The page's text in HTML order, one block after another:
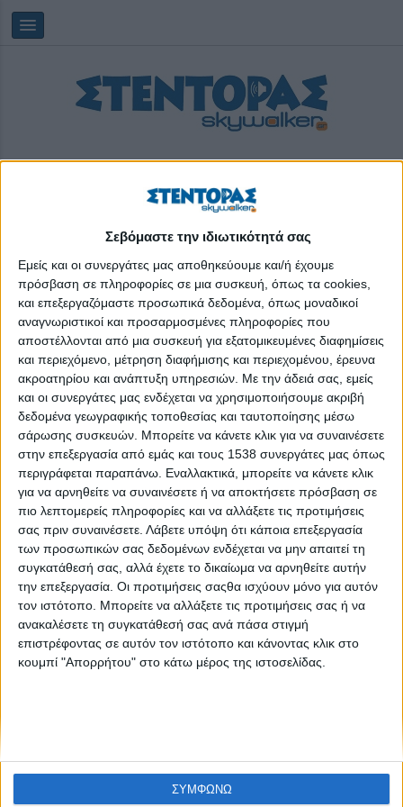
Σεβόμαστε την ιδιωτικότητά σας
Εμείς και οι συνεργάτες μας αποθηκεύουμε και/ή έχουμε
πρόσβαση σε πληροφορίες σε μια συσκευή, όπως τα cookies,
και επεξεργαζόμαστε προσωπικά δεδομένα, όπως μοναδικοί
αναγνωριστικοί και προσαρμοσμένες πληροφορίες που
αποστέλλονται από μια συσκευή για εξατομικευμένες διαφημίσεις
και περιεχόμενο, μέτρηση διαφήμισης και περιεχομένου, έρευνα
ακροατηρίου και ανάπτυξη υπηρεσιών. Με την άδειά σας, εμείς
και οι συνεργάτες μας ενδέχεται να χρησιμοποιήσουμε ακριβή
δεδομένα γεωγραφικής τοποθεσίας και ταυτοποίησης μέσω
σάρωσης συσκευών. Μπορείτε να κάνετε κλικ για να συναινέσετε
στην επεξεργασία από εμάς και τους 1538 συνεργάτες μας όπως
περιγράφεται παραπάνω. Εναλλακτικά, μπορείτε να κάνετε κλικ
για να αρνηθείτε να συναινέσετε ή να αποκτήσετε πρόσβαση σε
πιο λεπτομερείς πληροφορίες και να αλλάξετε τις προτιμήσεις
σας πριν συναινέσετε. Λάβετε υπόψη ότι κάποια επεξεργασία
των προσωπικών σας δεδομένων ενδέχεται να μην απαιτεί τη
συγκατάθεσή σας, αλλά έχετε το δικαίωμα να αρνηθείτε αυτήν
την επεξεργασία. Οι προτιμήσεις σαςθα ισχύουν μόνο για αυτόν
τον ιστότοπο. Μπορείτε να αλλάξετε τις προτιμήσεις σας ή να
ανακαλέσετε τη συγκατάθεσή σας ανά πάσα στιγμή
επιστρέφοντας σε αυτόν τον ιστότοπο και κάνοντας κλικ στο
κουμπί "Απορρήτου" στο κάτω μέρος της ιστοσελίδας.
ΣΥΜΦΩΝΩ
Πέμπτη, 06/08/202621:48:23
arnhtikh
Πες απλώς «όχι» στην αρνητική συμπεριφορά
None feed
CONNECT